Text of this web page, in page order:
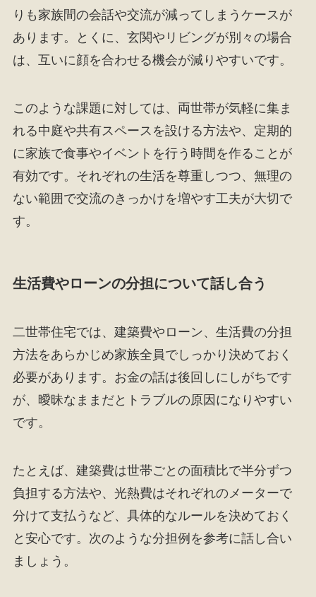
りも家族間の会話や交流が減ってしまうケースが
あります。とくに、玄関やリビングが別々の場合
は、互いに顔を合わせる機会が減りやすいです。
このような課題に対しては、両世帯が気軽に集ま
れる中庭や共有スペースを設ける方法や、定期的
に家族で食事やイベントを行う時間を作ることが
有効です。それぞれの生活を尊重しつつ、無理の
ない範囲で交流のきっかけを増やす工夫が大切で
す。
生活費やローンの分担について話し合う
二世帯住宅では、建築費やローン、生活費の分担
方法をあらかじめ家族全員でしっかり決めておく
必要があります。お金の話は後回しにしがちです
が、曖昧なままだとトラブルの原因になりやすい
です。
たとえば、建築費は世帯ごとの面積比で半分ずつ
負担する方法や、光熱費はそれぞれのメーターで
分けて支払うなど、具体的なルールを決めておく
と安心です。次のような分担例を参考に話し合い
ましょう。